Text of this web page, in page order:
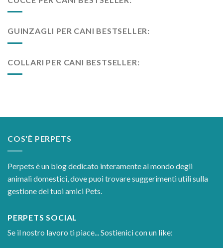
GUINZAGLI PER CANI BESTSELLER:
COLLARI PER CANI BESTSELLER:
COS'È PERPETS
Perpets è un blog dedicato interamente al mondo degli
animali domestici, dove puoi trovare suggerimenti utili sulla
gestione del tuoi amici Pets.
PERPETS SOCIAL
Se il nostro lavoro ti piace... Sostienici con un like: